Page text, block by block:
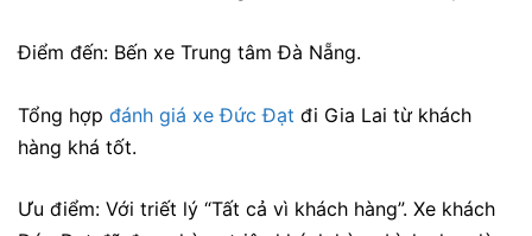
Điểm đến: Bến xe Trung tâm Đà Nẵng.
Tổng hợp đánh giá xe Đức Đạt đi Gia Lai từ khách
hàng khá tốt.
Ưu điểm: Với triết lý “Tất cả vì khách hàng”. Xe khách